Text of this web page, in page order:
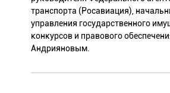
транспорта (Росавиация),
управления государственного
конкурсов и правового
Андрияновым.